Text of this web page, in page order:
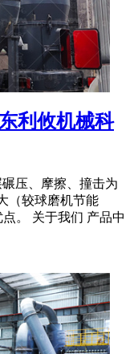
利攸机械科
压、摩擦、撞击为
（较球磨机节能
。 关于我们 产品中